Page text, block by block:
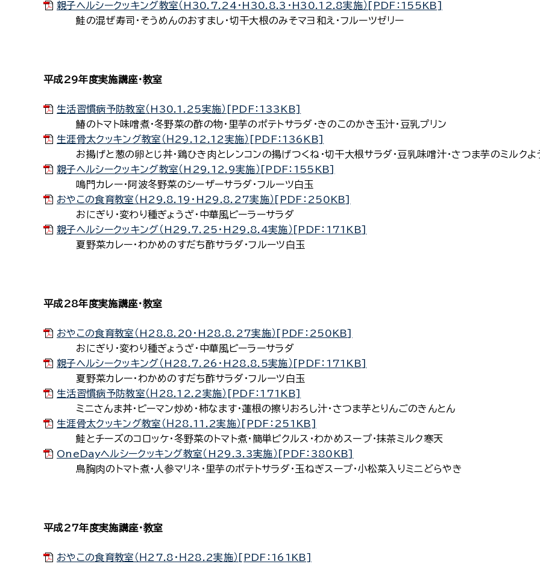
親子ヘルシークッキング教室（H30.7.24・H30.8.3・H30.12.8実施）[PDF：155KB]
鮭の混ぜ寿司・そうめんのおすまし・切干大根のみそマヨ和え・フルーツゼリー
平成29年度実施講座・教室
生活習慣病予防教室（H30.1.25実施）[PDF：133KB]
鰆のトマト味噌煮・冬野菜の酢の物・里芋のポテトサラダ・きのこのかき玉汁・豆乳プリン
生涯骨太クッキング教室（Ｈ29.12.12実施）[PDF：136KB]
お揚げと葱の卵とじ丼・鶏ひき肉とレンコンの揚げつくね・切干大根サラダ・豆乳味噌汁・さつま芋のミルクよ
親子ヘルシークッキング教室（H29.12.9実施）[PDF：155KB]
鳴門カレー・阿波冬野菜のシーザーサラダ・フルーツ白玉
おやこの食育教室（H29.8.19・H29.8.27実施）[PDF：250KB]
おにぎり・変わり種ぎょうざ・中華風ピーラーサラダ
親子ヘルシークッキング（H29.7.25・H29.8.4実施）[PDF：171KB]
夏野菜カレー・わかめのすだち酢サラダ・フルーツ白玉
平成28年度実施講座・教室
おやこの食育教室（H28.8.20・H28.8.27実施）[PDF：250KB]
おにぎり・変わり種ぎょうざ・中華風ピーラーサラダ
親子ヘルシークッキング（H28.7.26・H28.8.5実施）[PDF：171KB]
夏野菜カレー・わかめのすだち酢サラダ・フルーツ白玉
生活習慣病予防教室（Ｈ28.12.2実施）[PDF：171KB]
ミニさんま丼・ピーマン炒め・柿なます・蓮根の擦りおろし汁・さつま芋とりんごのきんとん
生涯骨太クッキング教室（Ｈ28.11.2実施）[PDF：251KB]
鮭とチーズのコロッケ・冬野菜のトマト煮・簡単ピクルス・わかめスープ・抹茶ミルク寒天
OneDayヘルシークッキング教室（H29.3.3実施）[PDF：380KB]
鳥胸肉のトマト煮・人参マリネ・里芋のポテトサラダ・玉ねぎスープ・小松菜入りミニどらやき
平成27年度実施講座・教室
おやこの食育教室（Ｈ27.8・Ｈ28.2実施）[PDF：161KB]